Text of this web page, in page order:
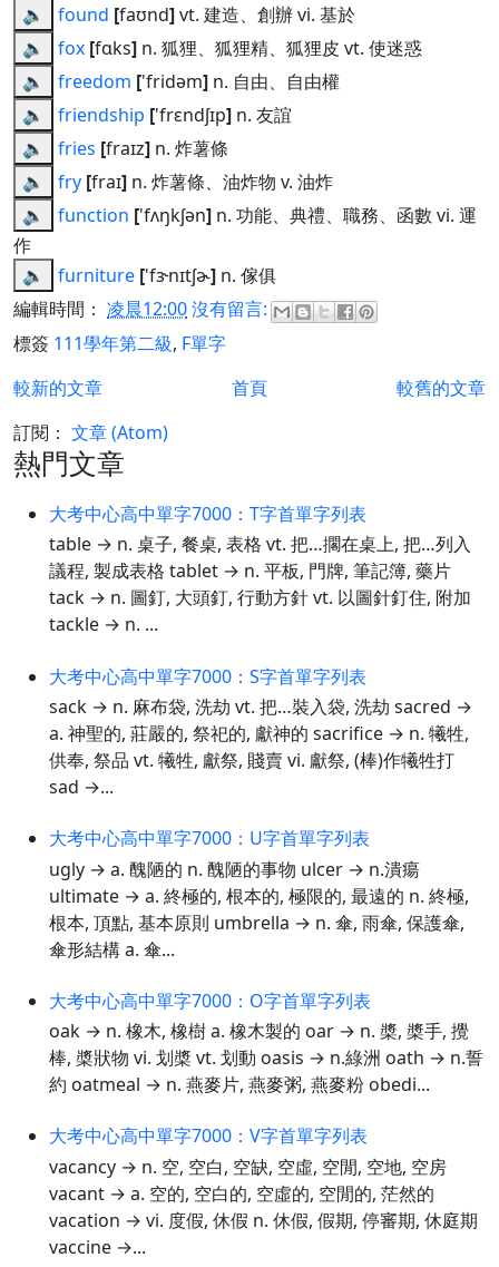
🔈 found [faʊnd]vt. 建造、創辦 vi. 基於
🔈
fox [fɑks] n. 狐狸、狐狸精、狐狸皮 vt. 使迷惑
🔈
freedom ['fridəm] n. 自由、自由權
🔈
friendship ['frɛndʃɪp] n. 友誼
🔈
fries [fraɪz] n. 炸薯條
🔈
fry [fraɪ] n. 炸薯條、油炸物 v. 油炸
🔈
function ['fʌŋkʃən] n. 功能、典禮、職務、函數 vi. 運
作
🔈
furniture ['fɝnɪtʃɚ] n. 傢俱
編輯時間： 凌晨12:00沒有留言:
標簽 111學年第二級, F單字
較新的文章
較舊的文章
首頁
訂閱： 文章 (Atom)
熱門文章
大考中心高中單字7000：T字首單字列表
table → n. 桌子, 餐桌, 表格 vt. 把…擱在桌上, 把…列入
議程, 製成表格 tablet → n. 平板, 門牌, 筆記簿, 藥片
tack → n. 圖釘, 大頭釘, 行動方針 vt. 以圖針釘住, 附加
tackle → n. ...
大考中心高中單字7000：S字首單字列表
sack → n. 麻布袋, 洗劫 vt. 把…裝入袋, 洗劫 sacred →
a. 神聖的, 莊嚴的, 祭祀的, 獻神的 sacrifice → n. 犧牲,
供奉, 祭品 vt. 犧牲, 獻祭, 賤賣 vi. 獻祭, (棒)作犧牲打
sad →...
大考中心高中單字7000：U字首單字列表
ugly → a. 醜陋的 n. 醜陋的事物 ulcer → n.潰瘍
ultimate → a. 終極的, 根本的, 極限的, 最遠的 n. 終極,
根本, 頂點, 基本原則 umbrella → n. 傘, 雨傘, 保護傘,
傘形結構 a. 傘...
大考中心高中單字7000：O字首單字列表
oak → n. 橡木, 橡樹 a. 橡木製的 oar → n. 槳, 槳手, 攪
棒, 槳狀物 vi. 划槳 vt. 划動 oasis → n.綠洲 oath → n.誓
約 oatmeal → n. 燕麥片, 燕麥粥, 燕麥粉 obedi...
大考中心高中單字7000：V字首單字列表
vacancy → n. 空, 空白, 空缺, 空虛, 空閒, 空地, 空房
vacant → a. 空的, 空白的, 空虛的, 空閒的, 茫然的
vacation → vi. 度假, 休假 n. 休假, 假期, 停審期, 休庭期
vaccine →...